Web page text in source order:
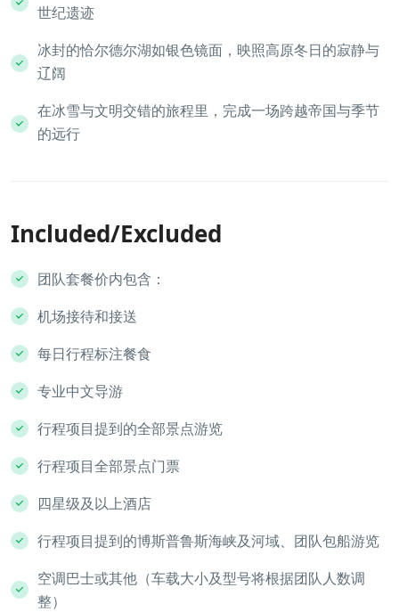
世纪遗迹
冰封的恰尔德尔湖如银色镜面，映照高原冬日的寂静与
辽阔
在冰雪与文明交错的旅程里，完成一场跨越帝国与季节
的远行
Included/Excluded
团队套餐价内包含：
机场接待和接送
每日行程标注餐食
专业中文导游
行程项目提到的全部景点游览
行程项目全部景点门票
四星级及以上酒店
行程项目提到的博斯普鲁斯海峡及河域、团队包船游览
空调巴士或其他（车载大小及型号将根据团队人数调
整）